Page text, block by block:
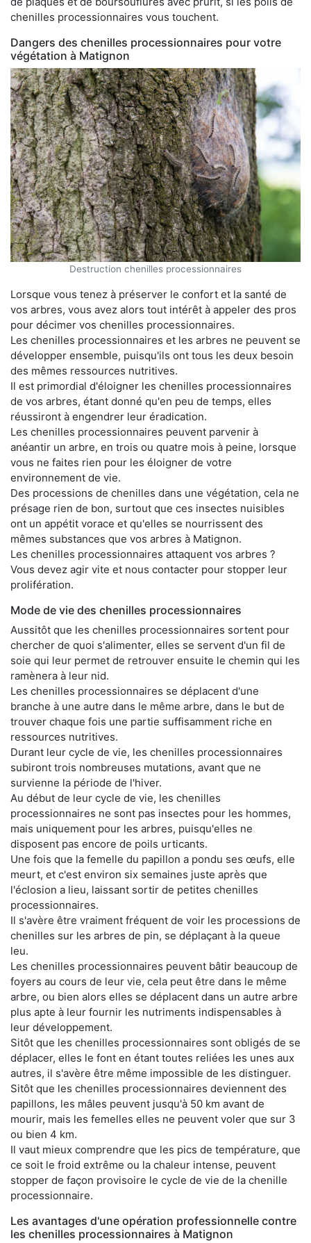
chenilles processionnaires vous touchent.
Dangers des chenilles processionnaires pour votre
végétation à Matignon
Destruction chenilles processionnaires
Lorsque vous tenez à préserver le confort et la santé de
vos arbres, vous avez alors tout intérêt à appeler des pros
pour décimer vos chenilles processionnaires.
Les chenilles processionnaires et les arbres ne peuvent se
développer ensemble, puisqu'ils ont tous les deux besoin
des mêmes ressources nutritives.
Il est primordial d'éloigner les chenilles processionnaires
de vos arbres, étant donné qu'en peu de temps, elles
réussiront à engendrer leur éradication.
Les chenilles processionnaires peuvent parvenir à
anéantir un arbre, en trois ou quatre mois à peine, lorsque
vous ne faites rien pour les éloigner de votre
environnement de vie.
Des processions de chenilles dans une végétation, cela ne
présage rien de bon, surtout que ces insectes nuisibles
ont un appétit vorace et qu'elles se nourrissent des
mêmes substances que vos arbres à Matignon.
Les chenilles processionnaires attaquent vos arbres ?
Vous devez agir vite et nous contacter pour stopper leur
prolifération.
Mode de vie des chenilles processionnaires
Aussitôt que les chenilles processionnaires sortent pour
chercher de quoi s'alimenter, elles se servent d'un fil de
soie qui leur permet de retrouver ensuite le chemin qui les
ramènera à leur nid.
Les chenilles processionnaires se déplacent d'une
branche à une autre dans le même arbre, dans le but de
trouver chaque fois une partie suffisamment riche en
ressources nutritives.
Durant leur cycle de vie, les chenilles processionnaires
subiront trois nombreuses mutations, avant que ne
survienne la période de l'hiver.
Au début de leur cycle de vie, les chenilles
processionnaires ne sont pas insectes pour les hommes,
mais uniquement pour les arbres, puisqu'elles ne
disposent pas encore de poils urticants.
Une fois que la femelle du papillon a pondu ses œufs, elle
meurt, et c'est environ six semaines juste après que
l'éclosion a lieu, laissant sortir de petites chenilles
processionnaires.
Il s'avère être vraiment fréquent de voir les processions de
chenilles sur les arbres de pin, se déplaçant à la queue
leu.
Les chenilles processionnaires peuvent bâtir beaucoup de
foyers au cours de leur vie, cela peut être dans le même
arbre, ou bien alors elles se déplacent dans un autre arbre
plus apte à leur fournir les nutriments indispensables à
leur développement.
Sitôt que les chenilles processionnaires sont obligés de se
déplacer, elles le font en étant toutes reliées les unes aux
autres, il s'avère être même impossible de les distinguer.
Sitôt que les chenilles processionnaires deviennent des
papillons, les mâles peuvent jusqu'à 50 km avant de
mourir, mais les femelles elles ne peuvent voler que sur 3
ou bien 4 km.
Il vaut mieux comprendre que les pics de température, que
ce soit le froid extrême ou la chaleur intense, peuvent
stopper de façon provisoire le cycle de vie de la chenille
processionnaire.
Les avantages d'une opération professionnelle contre
les chenilles processionnaires à Matignon